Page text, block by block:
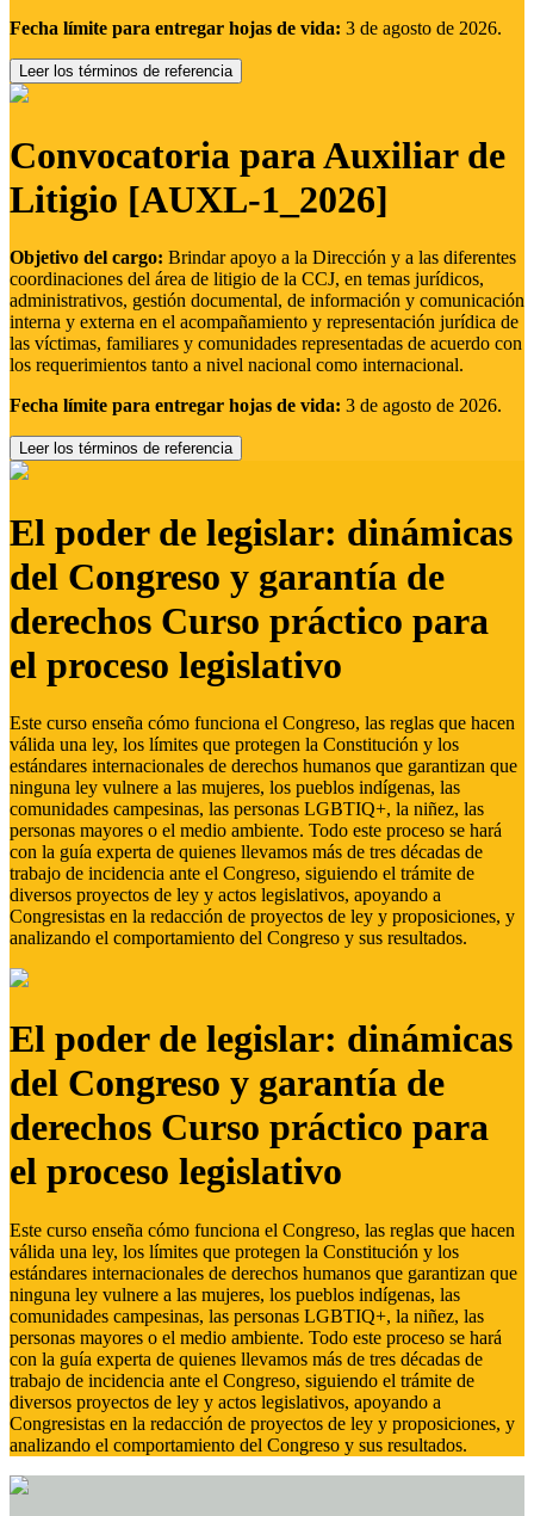
Fecha límite para entregar hojas de vida: 3 de agosto de 2026.
Leer los términos de referencia
Convocatoria para Auxiliar de
Litigio [AUXL-1_2026]
Objetivo del cargo: Brindar apoyo a la Dirección y a las diferentes
coordinaciones del área de litigio de la CCJ, en temas jurídicos,
administrativos, gestión documental, de información y comunicación
interna y externa en el acompañamiento y representación jurídica de
las víctimas, familiares y comunidades representadas de acuerdo con
los requerimientos tanto a nivel nacional como internacional.
Fecha límite para entregar hojas de vida: 3 de agosto de 2026.
Leer los términos de referencia
El poder de legislar: dinámicas
del Congreso y garantía de
derechos Curso práctico para
el proceso legislativo
Este curso enseña cómo funciona el Congreso, las reglas que hacen
válida una ley, los límites que protegen la Constitución y los
estándares internacionales de derechos humanos que garantizan que
ninguna ley vulnere a las mujeres, los pueblos indígenas, las
comunidades campesinas, las personas LGBTIQ+, la niñez, las
personas mayores o el medio ambiente. Todo este proceso se hará
con la guía experta de quienes llevamos más de tres décadas de
trabajo de incidencia ante el Congreso, siguiendo el trámite de
diversos proyectos de ley y actos legislativos, apoyando a
Congresistas en la redacción de proyectos de ley y proposiciones, y
analizando el comportamiento del Congreso y sus resultados.
El poder de legislar: dinámicas
del Congreso y garantía de
derechos Curso práctico para
el proceso legislativo
Este curso enseña cómo funciona el Congreso, las reglas que hacen
válida una ley, los límites que protegen la Constitución y los
estándares internacionales de derechos humanos que garantizan que
ninguna ley vulnere a las mujeres, los pueblos indígenas, las
comunidades campesinas, las personas LGBTIQ+, la niñez, las
personas mayores o el medio ambiente. Todo este proceso se hará
con la guía experta de quienes llevamos más de tres décadas de
trabajo de incidencia ante el Congreso, siguiendo el trámite de
diversos proyectos de ley y actos legislativos, apoyando a
Congresistas en la redacción de proyectos de ley y proposiciones, y
analizando el comportamiento del Congreso y sus resultados.